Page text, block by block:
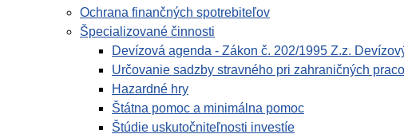
Ochrana finančných spotrebiteľov
Špecializované činnosti
Devízová agenda - Zákon č. 202/1995 Z.z.
Určovanie sadzby stravného pri zahraničných
Hazardné hry
Štátna pomoc a minimálna pomoc
Štúdie uskutočniteľnosti investíe